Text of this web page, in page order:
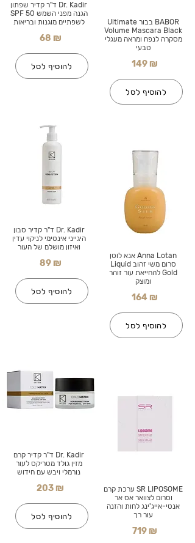
Dr. Kadir ד"ר קדיר שפתון
הגנה מפני השמש SPF 50
לשפתיים מוגנות ובריאות
68 ₪
להוסיף לסל
Dr. Kadir ד"ר קדיר סבון
היגייני אינטימי לניקוי עדין
ואיזון מושלם של העור
89 ₪
להוסיף לסל
Dr. Kadir ד"ר קדיר קרם
מזין גולד מטריקס לעור
נורמלי ויבש עם חידוש
203 ₪
להוסיף לסל
BABOR בבור Ultimate
Volume Mascara Black
מסקרה לנפח ומראה מעגלי
טבעי
149 ₪
להוסיף לסל
Anna Lotan אנא לוטן
סרום משי זהוב Liquid
Gold להחייאת עור זוהר
ומוצק
164 ₪
להוסיף לסל
SR LIPOSOME ערכת קרם
וסרום לצוואר אס אר
אנטי-אייג'ינג לחות והזנה
עור רך
719 ₪